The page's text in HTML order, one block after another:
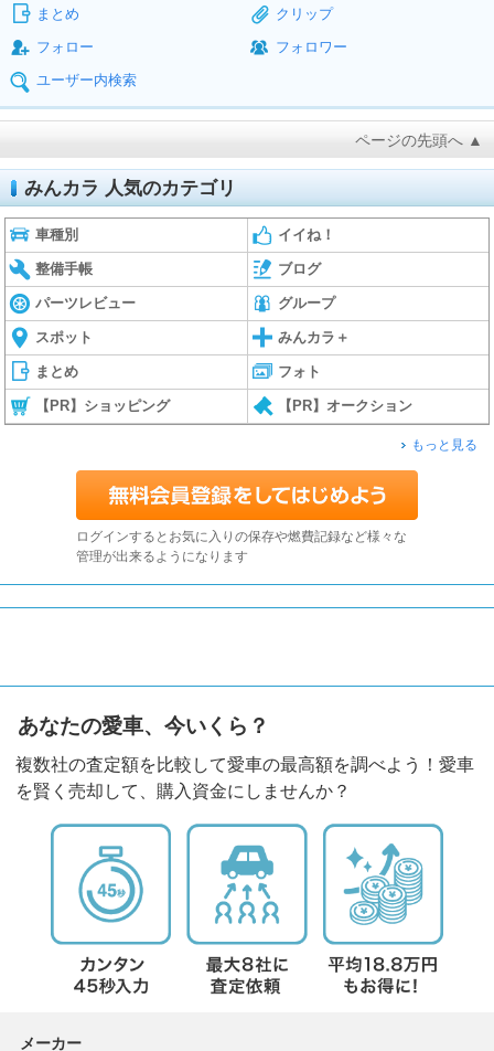
まとめ
クリップ
フォロー
フォロワー
ユーザー内検索
ページの先頭へ ▲
みんカラ 人気のカテゴリ
車種別 イイね！
整備手帳 ブログ
パーツレビュー グループ
スポット みんカラ＋
まとめ フォト
【PR】ショッピング 【PR】オークション
もっと見る
ログインするとお気に入りの保存や燃費記録など様々な
管理が出来るようになります
あなたの愛車、今いくら？
複数社の査定額を比較して愛車の最高額を調べよう！愛車
を賢く売却して、購入資金にしませんか？
メーカー